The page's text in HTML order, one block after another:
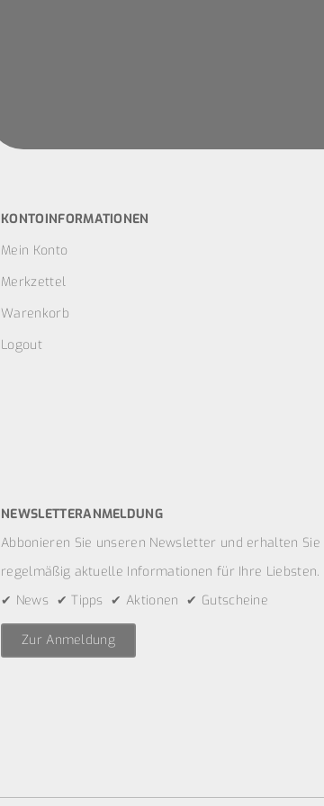
KONTOINFORMATIONEN
Mein Konto
Merkzettel
Warenkorb
Logout
NEWSLETTERANMELDUNG
Abbonieren Sie unseren Newsletter und erhalten Sie
regelmäßig aktuelle Informationen für Ihre Liebsten.
✔ News ✔ Tipps ✔ Aktionen ✔ Gutscheine
Zur Anmeldung